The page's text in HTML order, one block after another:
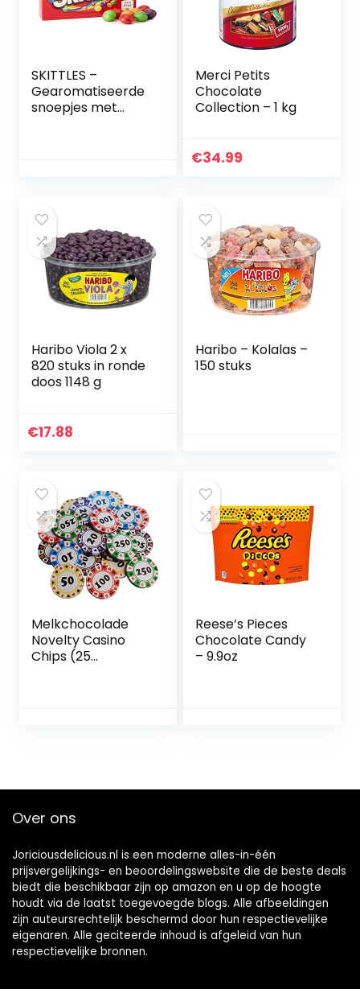
SKITTLES –
Gearomatiseerde
snoepjes met
Merci Petits
Chocolate
Collection – 1 kg
€34.99
Haribo Viola 2 x
820 stuks in ronde
doos 1148 g
€17.88
Haribo – Kolalas –
150 stuks
Melkchocolade
Novelty Casino
Chips (25
Reese’s Pieces
Chocolate Candy
– 9.9oz
Over ons
Joriciousdelicious.nl is een moderne alles-in-één
prijsvergelijkings- en beoordelingswebsite die de beste deals
biedt die beschikbaar zijn op amazon en u op de hoogte
houdt via de laatst toegevoegde blogs. Alle afbeeldingen
zijn auteursrechtelijk beschermd door hun respectievelijke
eigenaren. Alle geciteerde inhoud is afgeleid van hun
respectievelijke bronnen.